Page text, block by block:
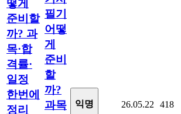
떻게
준비할
까? 과
목·합
격률·
일정
한번에
정리
필기
어떻
게
준비
할
까?
과목
익명 26.05.22 418